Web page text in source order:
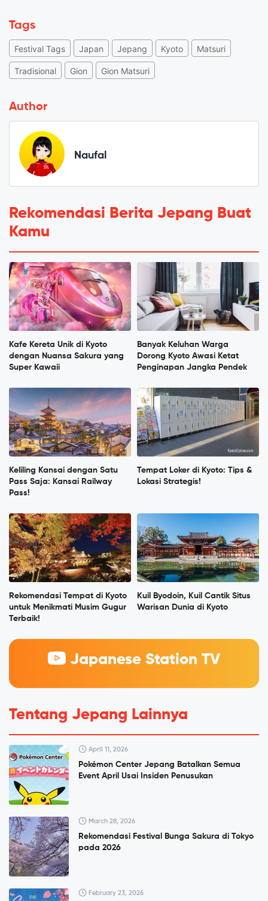
Tags
Festival Tags Japan Jepang Kyoto Matsuri
Tradisional Gion Gion Matsuri
Author
Naufal
Rekomendasi Berita Jepang Buat
Kamu
Kafe Kereta Unik di Kyoto
dengan Nuansa Sakura yang
Super Kawaii
Banyak Keluhan Warga
Dorong Kyoto Awasi Ketat
Penginapan Jangka Pendek
Keliling Kansai dengan Satu
Pass Saja: Kansai Railway
Pass!
Tempat Loker di Kyoto: Tips &
Lokasi Strategis!
Rekomendasi Tempat di Kyoto
untuk Menikmati Musim Gugur
Terbaik!
Kuil Byodoin, Kuil Cantik Situs
Warisan Dunia di Kyoto
Japanese Station TV
Tentang Jepang Lainnya
April 11, 2026
Pokémon Center Jepang Batalkan Semua
Event April Usai Insiden Penusukan
March 28, 2026
Rekomendasi Festival Bunga Sakura di Tokyo
pada 2026
February 23, 2026